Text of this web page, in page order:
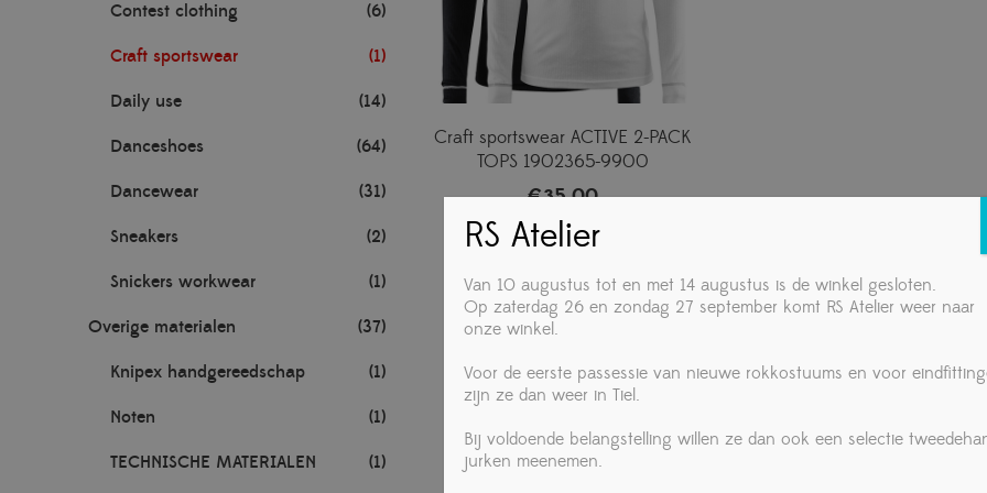
Craft sportswear ACTIVE 2-PACK
TOPS 1902365-9900
€35,00
Contest clothing (6)
Craft sportswear (1)
Daily use (14)
Danceshoes (64)
Dancewear (31)
Sneakers (2)
Snickers workwear (1)
Overige materialen (37)
Knipex handgereedschap (1)
Noten (1)
TECHNISCHE MATERIALEN (1)
RS Atelier
Van 10 augustus tot en met 14 augustus is de winkel gesloten.
Op zaterdag 26 en zondag 27 september komt RS Atelier weer naar
onze winkel.
Voor de eerste passessie van nieuwe rokkostuums en voor
zijn ze dan weer in Tiel.
Bij voldoende belangstelling willen ze dan ook een selectie
jurken meenemen.